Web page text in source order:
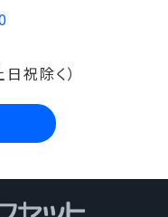
祝除く）